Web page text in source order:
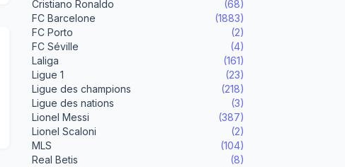
Cristiano Ronaldo
(68)
FC Barcelone
(1883)
FC Porto
(2)
FC Séville
(4)
Laliga
(161)
Ligue 1
(23)
Ligue des champions
(218)
Ligue des nations
(3)
Lionel Messi
(387)
Lionel Scaloni
(2)
MLS
(104)
Real Betis
(8)